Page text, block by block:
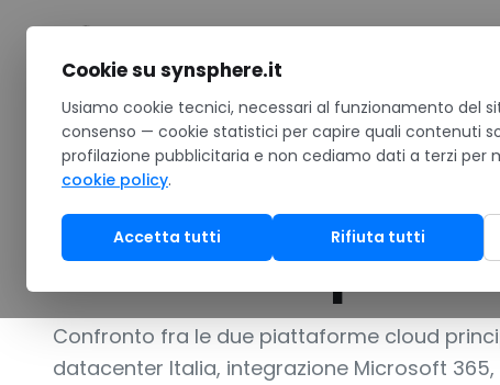
Home/Confronti/Azure vs AWS per hosting di software
CONFRONTO VS ALTERNATIVA •Software · Software su
Azure vs AWS
confronto per
Confronto fra le due piattaforme cloud
datacenter Italia, integrazione Microsoft
Cookie su synsphere.it
Usiamo cookie tecnici, necessari al funzionamento del
consenso — cookie statistici per capire quali contenuti
profilazione pubblicitaria e non cediamo dati a terzi per
cookie policy.
Accetta tutti Rifiuta tutti